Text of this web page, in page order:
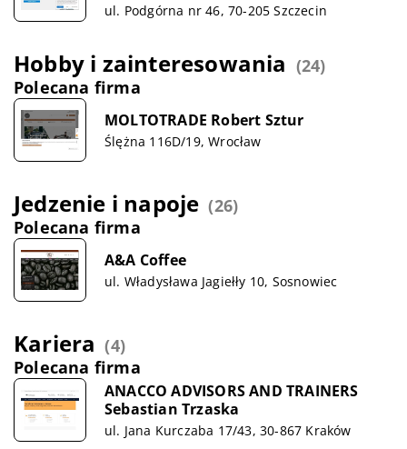
ul. Podgórna nr 46, 70-205 Szczecin
Hobby i zainteresowania (24)
Polecana firma
MOLTOTRADE Robert Sztur
Ślężna 116D/19, Wrocław
Jedzenie i napoje (26)
Polecana firma
A&A Coffee
ul. Władysława Jagiełły 10, Sosnowiec
Kariera (4)
Polecana firma
ANACCO ADVISORS AND TRAINERS
Sebastian Trzaska
ul. Jana Kurczaba 17/43, 30-867 Kraków